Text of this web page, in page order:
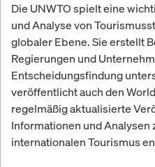
Die UNWTO spielt eine
und Analyse von
globaler Ebene. Sie erstellt
Regierungen und
Entscheidungsfindung
veröffentlicht auch den
regelmäßig aktualisierte
Informationen und
internationalen Tourismus